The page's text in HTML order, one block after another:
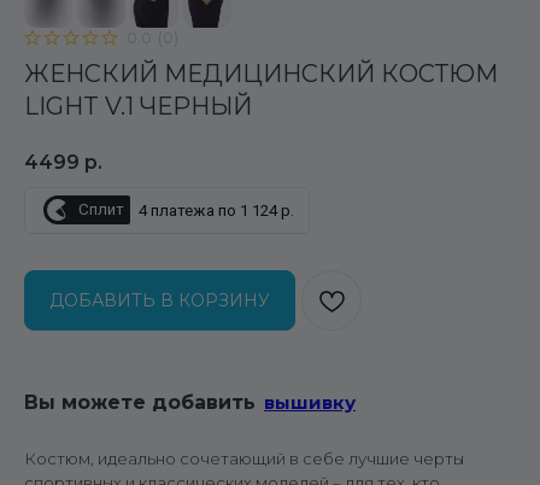
ЖЕНСКИЙ МЕДИЦИНСКИЙ КОСТЮМ
LIGHT V.1 ЧЕРНЫЙ
4499 р.
Сплит 4 платежа по 1 124 р.
Вы можете добавить вышивку
Костюм, идеально сочетающий в себе лучшие черты
ДОБАВИТЬ В КОРЗИНУ